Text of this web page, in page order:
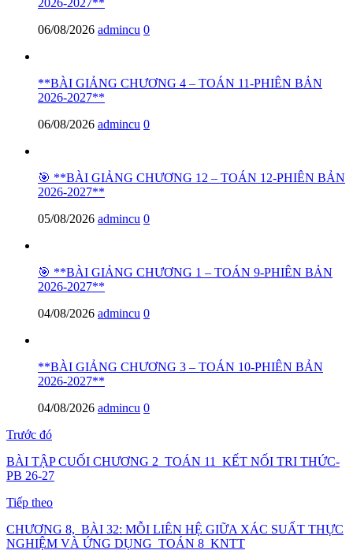
2026-2027**
06/08/2026 admincu 0
**BÀI GIẢNG CHƯƠNG 4 – TOÁN 11-PHIÊN BẢN
2026-2027**
06/08/2026 admincu 0
🎯 **BÀI GIẢNG CHƯƠNG 12 – TOÁN 12-PHIÊN BẢN
2026-2027**
05/08/2026 admincu 0
🎯 **BÀI GIẢNG CHƯƠNG 1 – TOÁN 9-PHIÊN BẢN
2026-2027**
04/08/2026 admincu 0
**BÀI GIẢNG CHƯƠNG 3 – TOÁN 10-PHIÊN BẢN
2026-2027**
04/08/2026 admincu 0
Trước đó
BÀI TẬP CUỐI CHƯƠNG 2_TOÁN 11_KẾT NỐI TRI THỨC-
PB 26-27
Tiếp theo
CHƯƠNG 8, BÀI 32: MỖI LIÊN HỆ GIỮA XÁC SUẤT THỰC
NGHIỆM VÀ ỨNG DỤNG_TOÁN 8_KNTT